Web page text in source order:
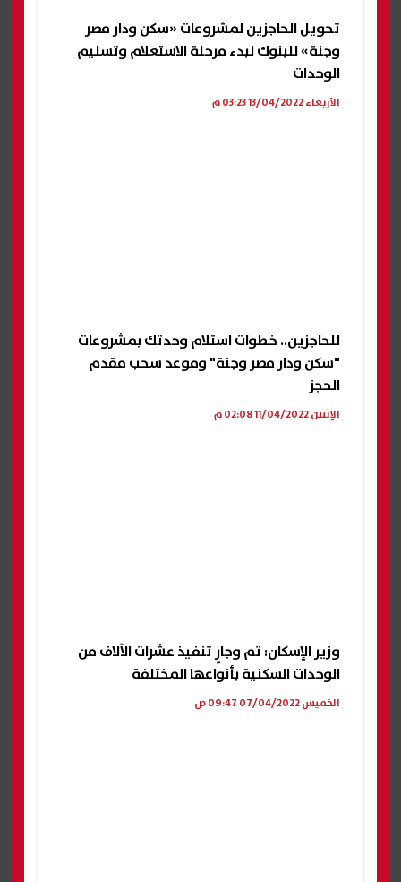
تحويل الحاجزين لمشروعات «سكن ودار مصر
وجنة» للبنوك لبدء مرحلة الاستعلام وتسليم
الوحدات
الأربعاء 13/04/2022 03:23 م
للحاجزين.. خطوات استلام وحدتك بمشروعات
"سكن ودار مصر وجنة" وموعد سحب مقدم
الحجز
الإثنين 11/04/2022 02:08 م
وزير الإسكان: تم وجارٍ تنفيذ عشرات الآلاف من
الوحدات السكنية بأنواعها المختلفة
الخميس 07/04/2022 09:47 ص